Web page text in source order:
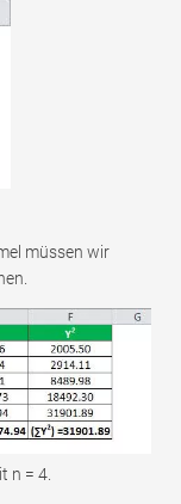
müssen wir
n = 4.